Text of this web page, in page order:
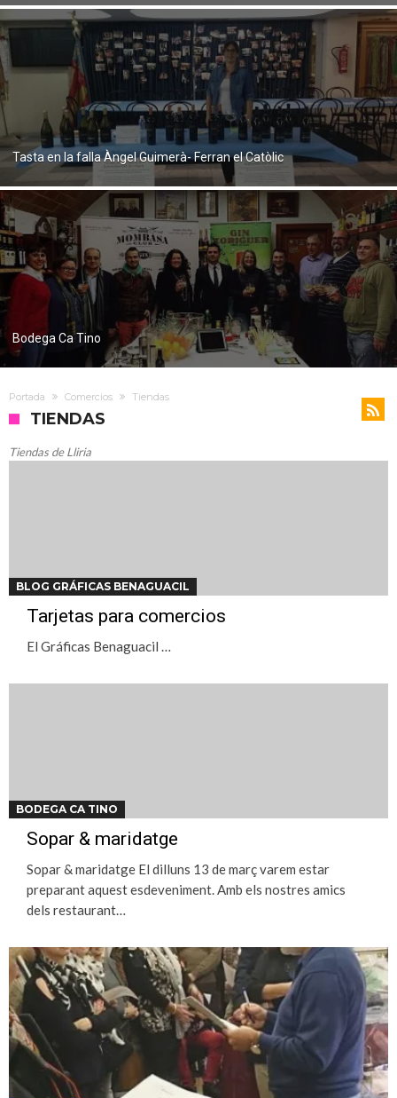
Tasta en la falla Àngel Guimerà- Ferran el Catòlic
Bodega Ca Tino
Portada Comercios Tiendas
TIENDAS
Tiendas de Lliria
BLOG GRÁFICAS BENAGUACIL
Tarjetas para comercios
El Gráficas Benaguacil …
BODEGA CA TINO
Sopar & maridatge
Sopar & maridatge El dilluns 13 de març varem estar
preparant aquest esdeveniment. Amb els nostres amics
dels restaurant…